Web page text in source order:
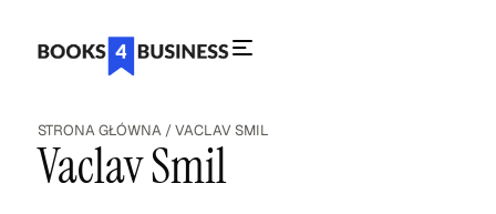
STRONA GŁÓWNA /VACLAV SMIL
Vaclav Smil